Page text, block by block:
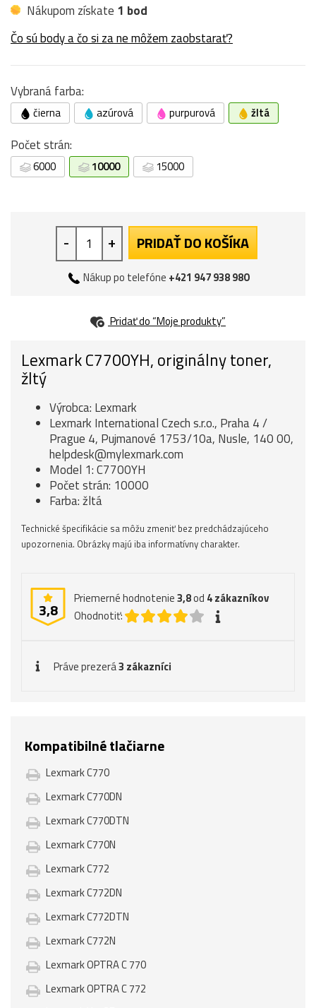
Nákupom získate 1 bod
Čo sú body a čo si za ne môžem zaobstarať?
Vybraná farba:
čierna azúrová purpurová žltá
Počet strán:
6000 10000 15000
- + PRIDAŤ DO KOŠÍKA
Nákup po telefóne +421 947 938 980
Pridať do “Moje produkty”
Lexmark C7700YH, originálny toner,
žltý
Výrobca: Lexmark
Lexmark International Czech s.r.o., Praha 4 /
Prague 4, Pujmanové 1753/10a, Nusle, 140 00,
helpdesk@mylexmark.com
Model 1: C7700YH
Počet strán: 10000
Farba: žltá
Technické špecifikácie sa môžu zmeniť bez predchádzajúceho
upozornenia. Obrázky majú iba informatívny charakter.
3,8
Priemerné hodnotenie3,8od 4zákazníkov
Ohodnotiť:
Práve prezerá3 zákazníci
Kompatibilné tlačiarne
Lexmark C770
Lexmark C770DN
Lexmark C770DTN
Lexmark C770N
Lexmark C772
Lexmark C772DN
Lexmark C772DTN
Lexmark C772N
Lexmark OPTRA C 770
Lexmark OPTRA C 772